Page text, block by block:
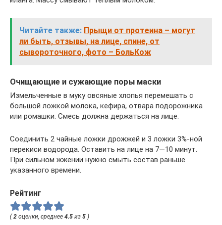
Читайте также: Прыщи от протеина – могут
ли быть, отзывы, на лице, спине, от
сывороточного, фото – БольКож
Очищающие и сужающие поры маски
Измельченные в муку овсяные хлопья перемешать с
большой ложкой молока, кефира, отвара подорожника
или ромашки. Смесь должна держаться на лице.
Соединить 2 чайные ложки дрожжей и 3 ложки 3%-ной
перекиси водорода. Оставить на лице на 7—10 минут.
При сильном жжении нужно смыть состав раньше
указанного времени.
Рейтинг
(2 оценки, среднее 4.5 из 5 )